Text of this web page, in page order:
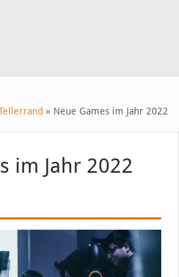
» Neue Games im Jahr 2022
im Jahr 2022